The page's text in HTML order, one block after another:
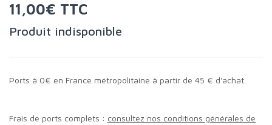
11,00€ TTC
Produit indisponible
Ports à 0€ en France métropolitaine à partir de 45 € d'achat.
Frais de ports complets : consultez nos conditions générales de